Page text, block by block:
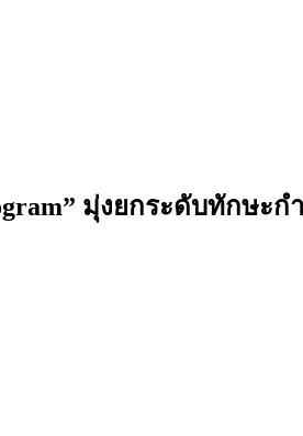
มุ่งยกระดับทักษะ